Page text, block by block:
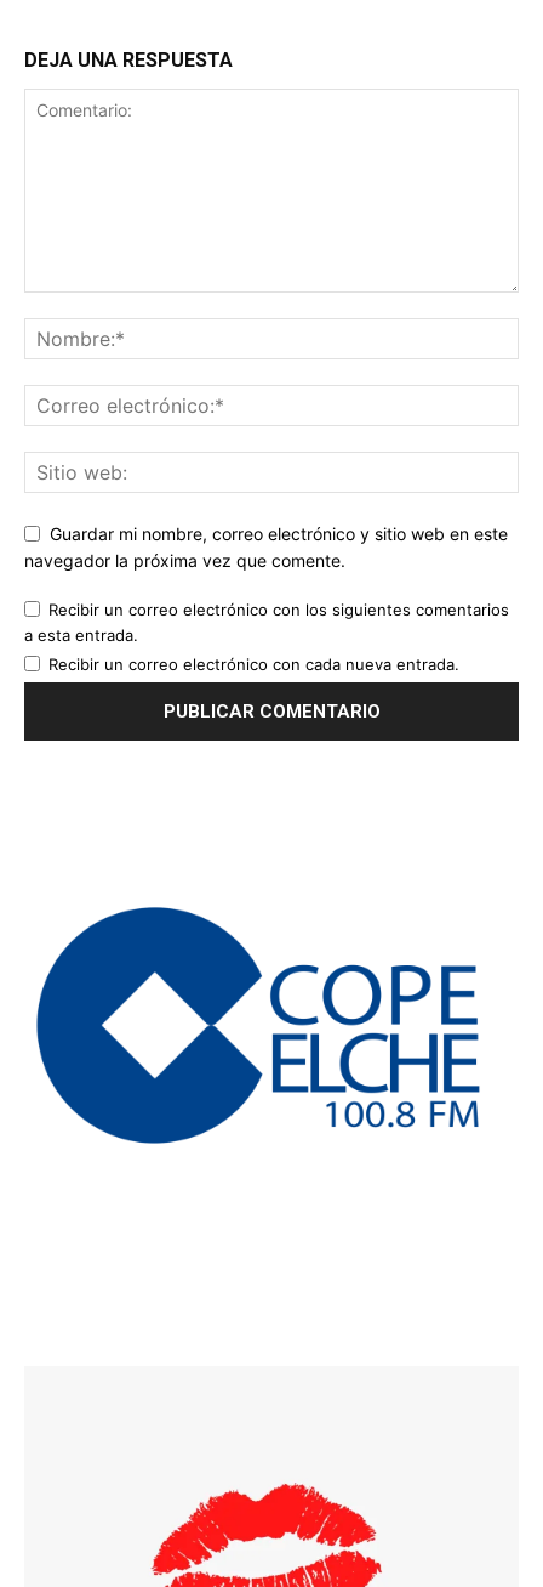
DEJA UNA RESPUESTA
Guardar mi nombre, correo electrónico y sitio web en este
navegador la próxima vez que comente.
Recibir un correo electrónico con los siguientes comentarios
a esta entrada.
Recibir un correo electrónico con cada nueva entrada.